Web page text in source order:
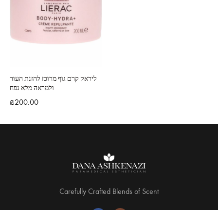
ליראק קרם גוף מרוכז להזנת העור
ולמראה מלא נפח
₪200.00
Carefully Crafted Blends of Scent